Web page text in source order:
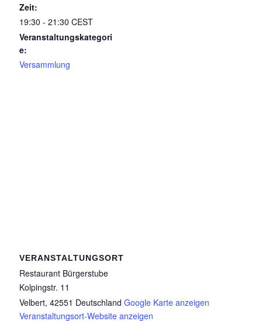
Zeit:
19:30 - 21:30CEST
Veranstaltungskategori
e:
Versammlung
VERANSTALTUNGSORT
Restaurant Bürgerstube
Kolpingstr. 11
Velbert, 42551 Deutschland Google Karte anzeigen
Veranstaltungsort-Website anzeigen